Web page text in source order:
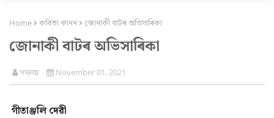
Home কবিতা কানন জোনাকী বাটৰ অভিসাৰিকা
জোনাকী বাটৰ অভিসাৰিকা
সমলয় November 01, 2021
গীতাঞ্জলি দেৱী